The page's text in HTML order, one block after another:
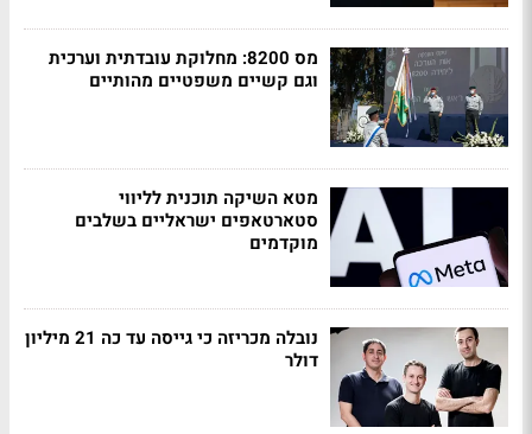
מס 8200: מחלוקת עובדתית וערכית
וגם קשיים משפטיים מהותיים
מטא השיקה תוכנית לליווי
סטארטאפים ישראליים בשלבים
מוקדמים
נובלה מכריזה כי גייסה עד כה 21 מיליון
דולר